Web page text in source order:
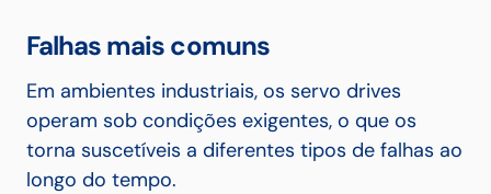
Falhas mais comuns
Em ambientes industriais, os servo drives
operam sob condições exigentes, o que os
torna suscetíveis a diferentes tipos de falhas ao
longo do tempo.